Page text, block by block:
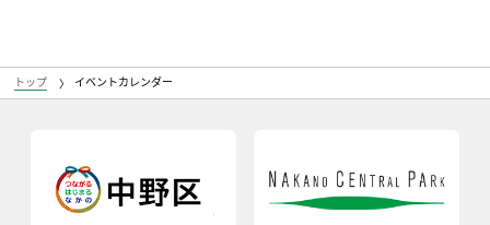
トップ イベントカレンダー